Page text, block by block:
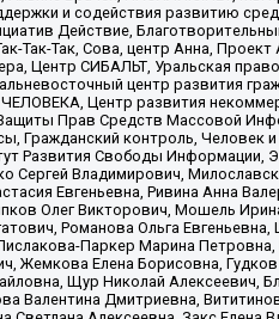
и содействия развитию
Действие,
Так-Так, Сова, центр Анна,
Центр СИБАЛЬТ, Уральская
центр развития
Центр развития
Прав Средств Массовой
Гражданский контроль, Человек
Развития Свободы
Сергей Владимирович,
Евгеньевна, Ривина Анна
Олег Викторович, Мошель
Романова Ольга
Паркер Марина
Жемкова Елена Борисовна,
Щур Николай Алексеевич,
Валентина Дмитриевна,